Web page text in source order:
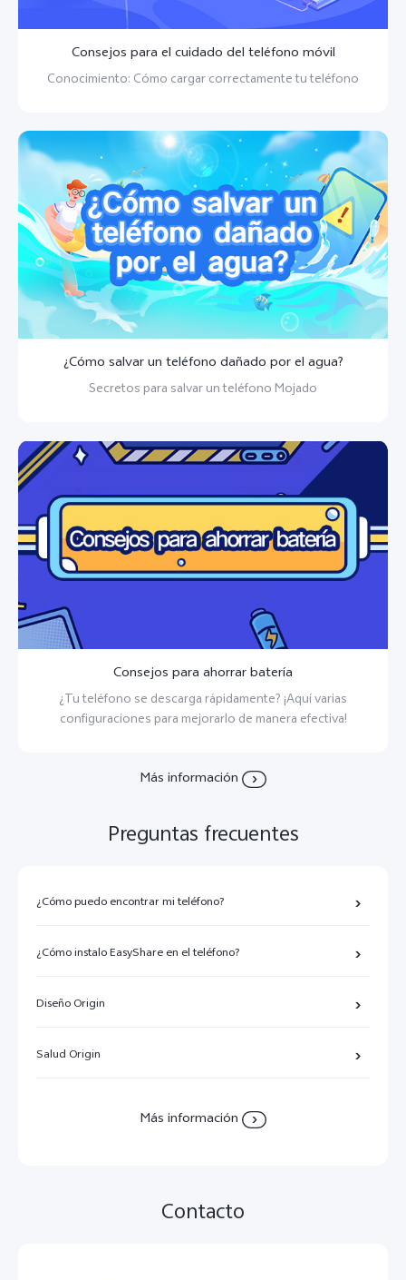
Consejos para el cuidado del teléfono móvil
Conocimiento: Cómo cargar correctamente tu teléfono
¿Cómo salvar un teléfono dañado por el agua?
Secretos para salvar un teléfono Mojado
Consejos para ahorrar batería
¿Tu teléfono se descarga rápidamente? ¡Aquí varias
configuraciones para mejorarlo de manera efectiva!
Más información
Preguntas frecuentes
¿Cómo puedo encontrar mi teléfono?
¿Cómo instalo EasyShare en el teléfono?
Diseño Origin
Salud Origin
Más información
Contacto